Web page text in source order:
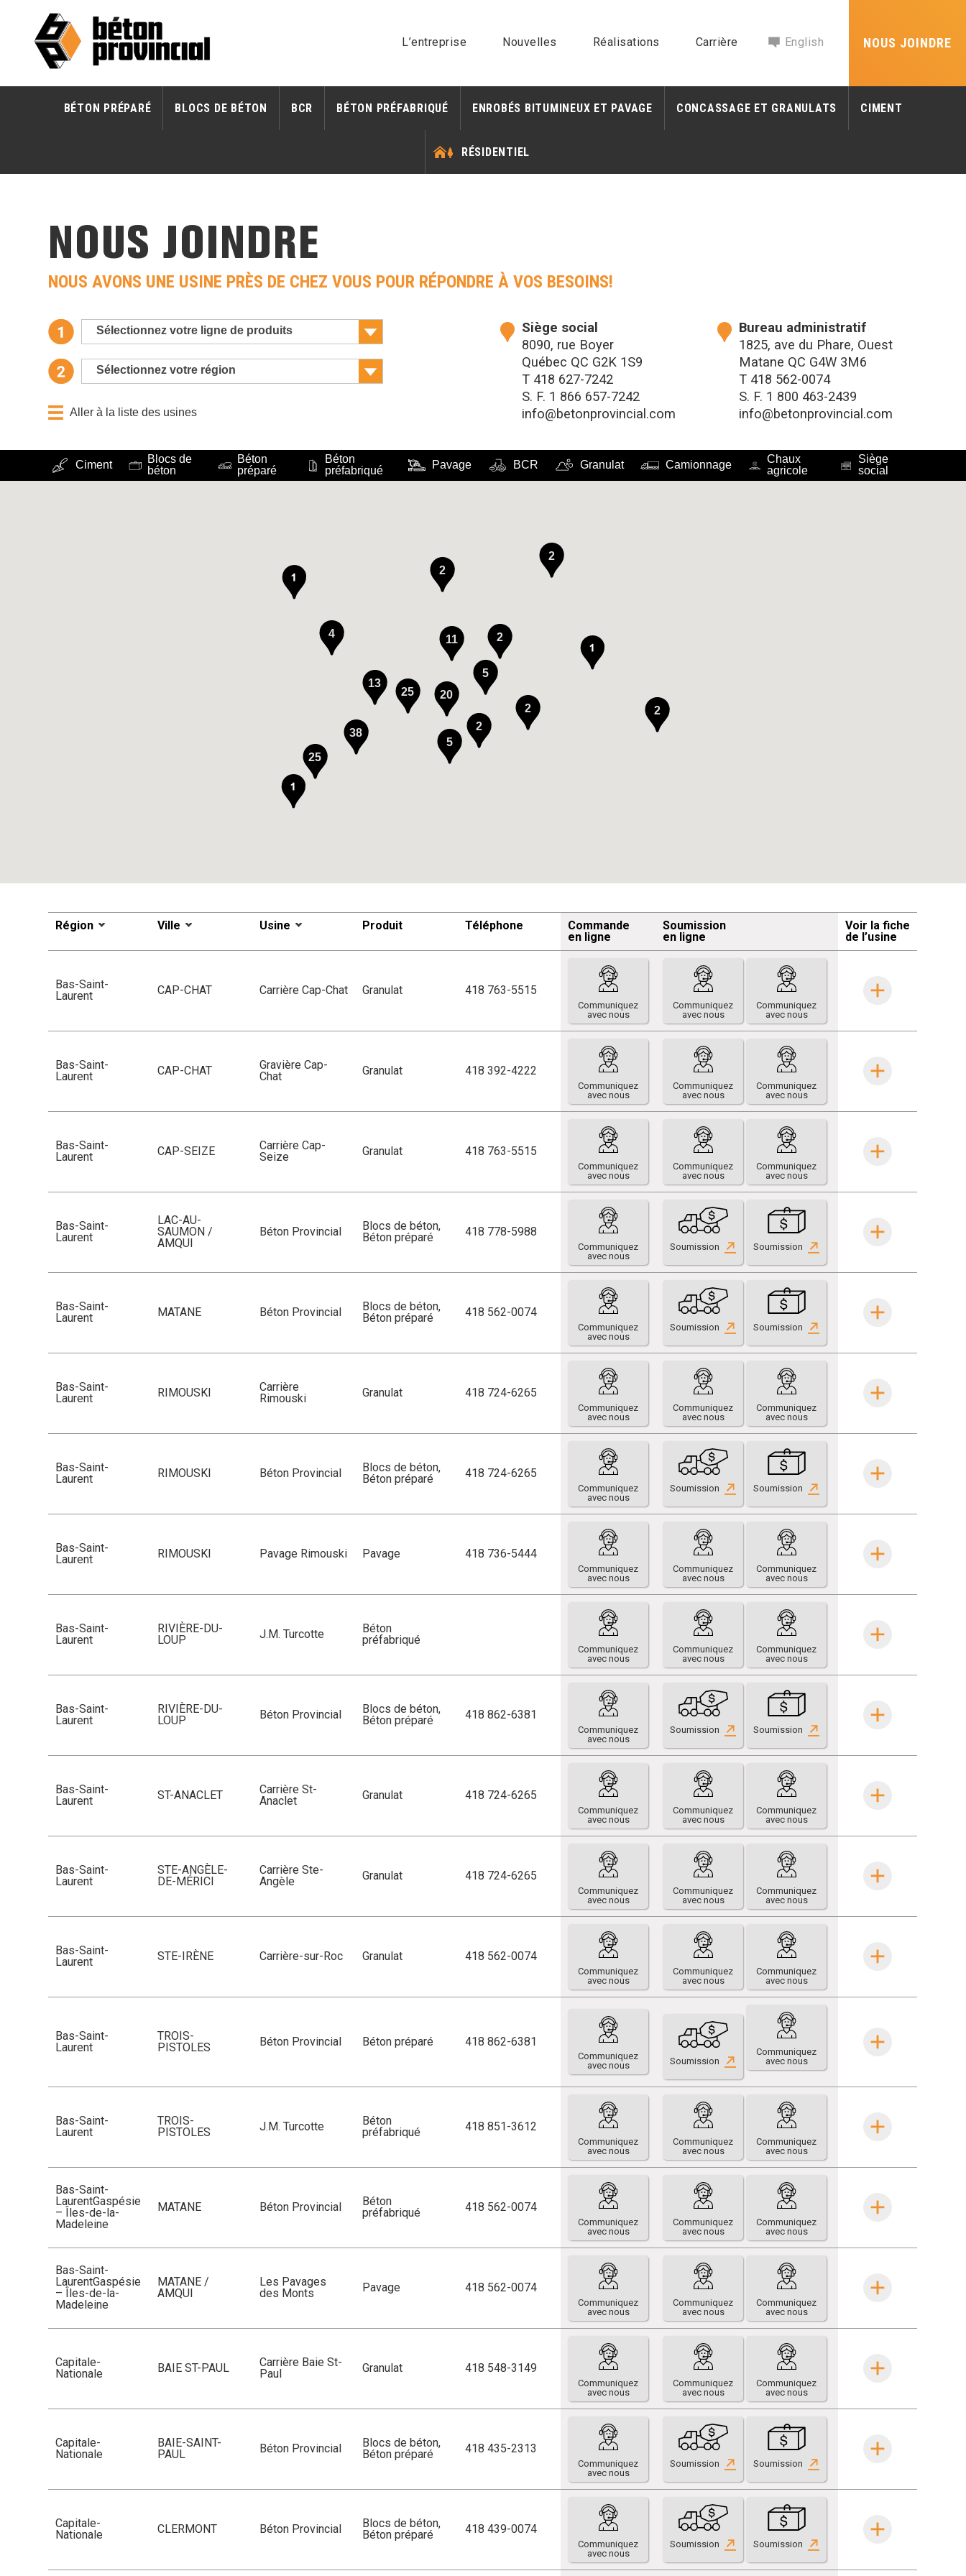
L’entreprise Nouvelles Réalisations Carrière English NOUS JOINDRE
BÉTON PRÉPARÉ BLOCS DE BÉTON BCR BÉTON PRÉFABRIQUÉ ENROBÉS BITUMINEUX ET PAVAGE CONCASSAGE ET GRANULATS CIMENT
RÉSIDENTIEL
NOUS JOINDRE
NOUS AVONS UNE USINE PRÈS DE CHEZ VOUS POUR RÉPONDRE À VOS BESOINS!
Sélectionnez votre ligne de produits
Sélectionnez votre région
Aller à la liste des usines
Siège social
8090, rue Boyer
Québec QC G2K 1S9
T 418 627-7242
S. F. 1 866 657-7242
info@betonprovincial.com
Bureau administratif
1825, ave du Phare, Ouest
Matane QC G4W 3M6
T 418 562-0074
S. F. 1 800 463-2439
info@betonprovincial.com
Ciment
Blocs de
béton
Béton
préparé
Béton
préfabriqué
Pavage BCR Granulat Camionnage
Chaux
agricole
Siège
social
38
25
11
25
2
2
2
4
13
2
20
5
2
5
2
Région Ville Usine Produit Téléphone
Commande
en ligne
Soumission
en ligne
Voir la fiche
de l’usine
Bas-Saint-
Laurent
CAP-CHAT Carrière Cap-Chat Granulat 418 763-5515
Communiquez
avec nous
Communiquez
avec nous
Communiquez
avec nous
Bas-Saint-
Laurent
CAP-CHAT
Gravière Cap-
Chat
Granulat 418 392-4222
Communiquez
avec nous
Communiquez
avec nous
Communiquez
avec nous
Bas-Saint-
Laurent
CAP-SEIZE
Carrière Cap-
Seize
Granulat 418 763-5515
Communiquez
avec nous
Communiquez
avec nous
Communiquez
avec nous
Bas-Saint-
Laurent
LAC-AU-
SAUMON /
AMQUI
Béton Provincial Blocs de béton,
Béton préparé
418 778-5988
Communiquez
avec nous
Soumission Soumission
Bas-Saint-
Laurent
MATANE Béton Provincial Blocs de béton,
Béton préparé
418 562-0074
Communiquez
avec nous
Soumission Soumission
Bas-Saint-
Laurent
RIMOUSKI
Carrière
Rimouski
Granulat 418 724-6265
Communiquez
avec nous
Communiquez
avec nous
Communiquez
avec nous
Bas-Saint-
Laurent
RIMOUSKI Béton Provincial Blocs de béton,
Béton préparé
418 724-6265
Communiquez
avec nous
Soumission Soumission
Bas-Saint-
Laurent
RIMOUSKI Pavage Rimouski Pavage 418 736-5444
Communiquez
avec nous
Communiquez
avec nous
Communiquez
avec nous
Bas-Saint-
Laurent
RIVIÈRE-DU-
LOUP
J.M. Turcotte
Béton
préfabriqué
Communiquez
avec nous
Communiquez
avec nous
Communiquez
avec nous
Bas-Saint-
Laurent
RIVIÈRE-DU-
LOUP
Béton Provincial Blocs de béton,
Béton préparé
418 862-6381
Communiquez
avec nous
Soumission Soumission
Bas-Saint-
Laurent
ST-ANACLET
Carrière St-
Anaclet
Granulat 418 724-6265
Communiquez
avec nous
Communiquez
avec nous
Communiquez
avec nous
Bas-Saint-
Laurent
STE-ANGÈLE-
DE-MÉRICI
Carrière Ste-
Angèle
Granulat 418 724-6265
Communiquez
avec nous
Communiquez
avec nous
Communiquez
avec nous
Bas-Saint-
Laurent
STE-IRÈNE Carrière-sur-Roc Granulat 418 562-0074
Communiquez
avec nous
Communiquez
avec nous
Communiquez
avec nous
Bas-Saint-
Laurent
TROIS-
PISTOLES
Béton Provincial Béton préparé 418 862-6381
Communiquez
avec nous
Soumission
Communiquez
avec nous
Bas-Saint-
Laurent
TROIS-
PISTOLES
J.M. Turcotte
Béton
préfabriqué
418 851-3612
Communiquez
avec nous
Communiquez
avec nous
Communiquez
avec nous
Bas-Saint-
LaurentGaspésie
– Îles-de-la-
Madeleine
MATANE Béton Provincial
Béton
préfabriqué
418 562-0074
Communiquez
avec nous
Communiquez
avec nous
Communiquez
avec nous
Bas-Saint-
LaurentGaspésie
– Îles-de-la-
Madeleine
MATANE /
AMQUI
Les Pavages
des Monts
Pavage 418 562-0074
Communiquez
avec nous
Communiquez
avec nous
Communiquez
avec nous
Capitale-
Nationale
BAIE ST-PAUL
Carrière Baie St-
Paul
Granulat 418 548-3149
Communiquez
avec nous
Communiquez
avec nous
Communiquez
avec nous
Capitale-
Nationale
BAIE-SAINT-
PAUL
Béton Provincial Blocs de béton,
Béton préparé
418 435-2313
Communiquez
avec nous
Soumission Soumission
Capitale-
Nationale
CLERMONT Béton Provincial Blocs de béton,
Béton préparé
418 439-0074
Communiquez
avec nous
Soumission Soumission